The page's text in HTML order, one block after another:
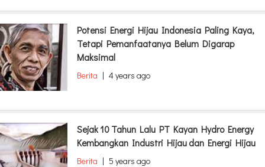
Potensi Energi Hijau Indonesia Paling Kaya,
Tetapi Pemanfaatanya Belum Digarap
Maksimal
Berita | 4 years ago
Sejak 10 Tahun Lalu PT Kayan Hydro Energy
Kembangkan Industri Hijau dan Energi Hijau
Berita | 5 years ago